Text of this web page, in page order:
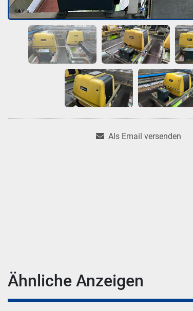
Als Email versenden
Ähnliche Anzeigen